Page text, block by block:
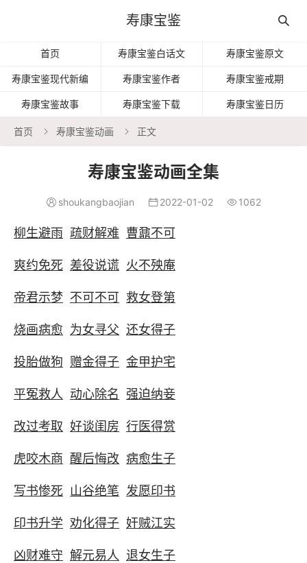
寿康宝鉴 
首页 寿康宝鉴白话文 寿康宝鉴原文
寿康宝鉴现代新编 寿康宝鉴作者 寿康宝鉴戒期
寿康宝鉴故事 寿康宝鉴下载 寿康宝鉴日历
首页  寿康宝鉴动画  正文
寿康宝鉴动画全集
 shoukangbaojian  2022-01-02  1062
柳生避雨 疏财解难 曹鼐不可
爽约免死 差役说谎 火不殃庵
帝君示梦 不可不可 救女登第
烧画病愈 为女寻父 还女得子
投胎做狗 赠金得子 金甲护宅
平冤救人 动心除名 强迫纳妾
改过考取 好谈闺房 行医得赏
虎咬木商 醒后悔改 病愈生子
写书惨死 山谷绝笔 发愿印书
印书升学 劝化得子 奸贼江实
凶财难守 解元易人 退女生子